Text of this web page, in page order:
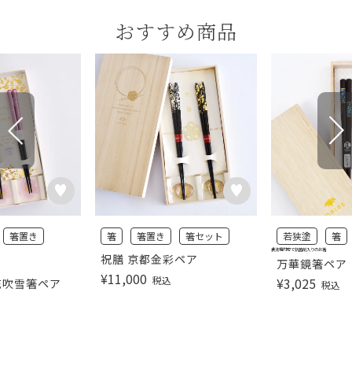
おすすめ商品
雪箸ペア
箸置き
祝膳 京都金彩ペア
箸 箸置き 箸セット
¥11,000 税込
万華鏡箸ペア
若狭塗 箸
¥3,025 税込
食洗機対応で抗菌剤入りのお箸